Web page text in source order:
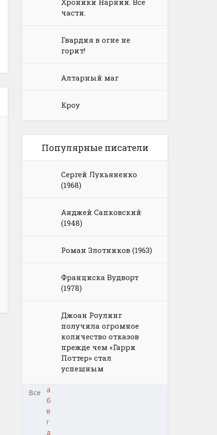
Хроники Нарнии. Все
части.
Гвардия в огне не
горит!
Алтарный маг
Кроу
Популярные писатели
Сергей Лукьяненко
(1968)
Анджей Сапковский
(1948)
Роман Злотников (1963)
Франциска Вудворт
(1978)
Джоан Роулинг
получила огромное
количество отказов
прежде чем «Гарри
Поттер» стал
успешным
Все
а
б
в
г
д